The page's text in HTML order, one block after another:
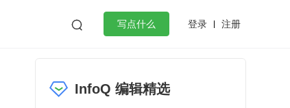
 写点什么 登录 注册
微服务架构 flutter
InfoQ 编辑精选